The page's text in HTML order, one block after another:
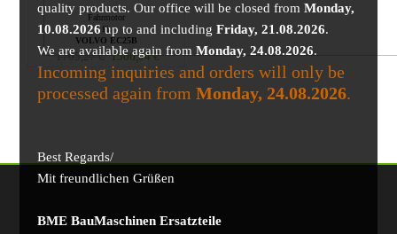
quality products. Our office will be closed fromMonday,
10.08.2026up to and includingFriday, 21.08.2026.
We are available again fromMonday, 24.08.2026.
Incoming inquiries and orders will only be
processed again fromMonday, 24.08.2026.
Best Regards/
Mit freundlichen Grüßen
BME BauMaschinen Ersatzteile
Fahrmotor
für
VOLVO EC25B
1705,27€ 1566,04€